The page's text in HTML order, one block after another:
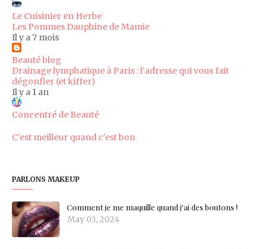
Le Cuisinier en Herbe
Les Pommes Dauphine de Mamie
Il y a 7 mois
Beauté blog
Drainage lymphatique à Paris : l’adresse qui vous fait
dégonfler (et kiffer)
Il y a 1 an
Concentré de Beauté
C'est meilleur quand c'est bon
PARLONS MAKEUP
Comment je me maquille quand j'ai des boutons !
May 03, 2024